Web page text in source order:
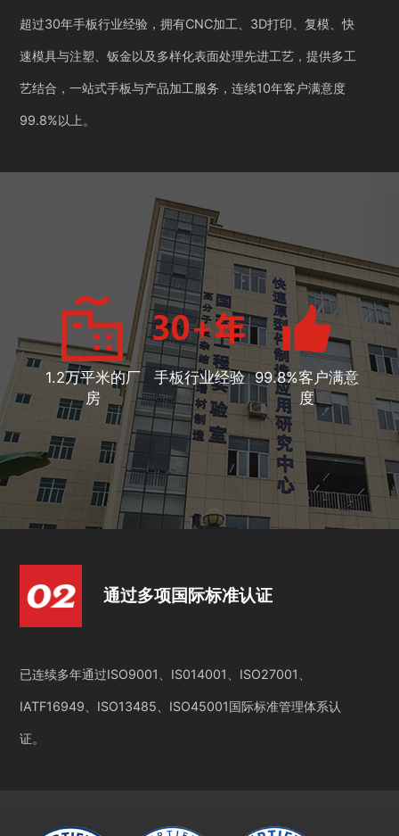
超过30年手板行业经验，拥有CNC加工、3D打印、复模、快
速模具与注塑、钣金以及多样化表面处理先进工艺，提供多工
艺结合，一站式手板与产品加工服务，连续10年客户满意度
99.8%以上。
1.2万平米的厂
房
手板行业经验 99.8%客户满意
度
通过多项国际标准认证
已连续多年通过ISO9001、IS014001、ISO27001、
IATF16949、ISO13485、ISO45001国际标准管理体系认
证。